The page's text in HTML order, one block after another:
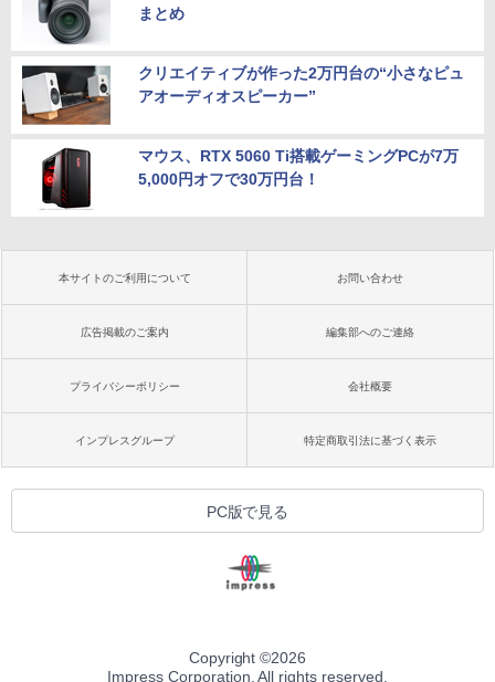
まとめ
クリエイティブが作った2万円台の“小さなピュ
アオーディオスピーカー”
マウス、RTX 5060 Ti搭載ゲーミングPCが7万
5,000円オフで30万円台！
本サイトのご利用について お問い合わせ
広告掲載のご案内 編集部へのご連絡
プライバシーポリシー 会社概要
インプレスグループ 特定商取引法に基づく表示
PC版で見る
Copyright ©2026
Impress Corporation. All rights reserved.